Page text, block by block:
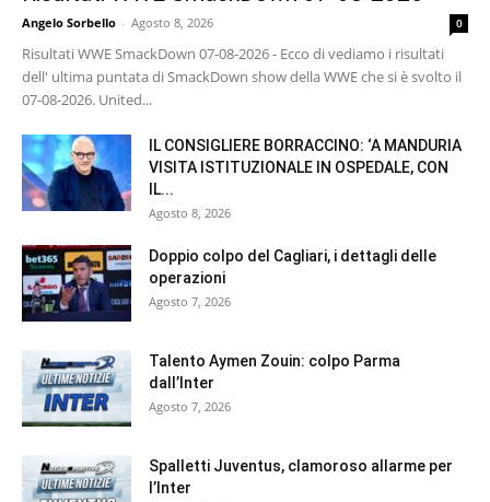
Angelo Sorbello - Agosto 8, 2026 0
Risultati WWE SmackDown 07-08-2026 - Ecco di vediamo i risultati
dell' ultima puntata di SmackDown show della WWE che si è svolto il
07-08-2026. United...
IL CONSIGLIERE BORRACCINO: ‘A MANDURIA
VISITA ISTITUZIONALE IN OSPEDALE, CON
IL...
Agosto 8, 2026
Doppio colpo del Cagliari, i dettagli delle
operazioni
Agosto 7, 2026
Talento Aymen Zouin: colpo Parma
dall’Inter
Agosto 7, 2026
Spalletti Juventus, clamoroso allarme per
l’Inter